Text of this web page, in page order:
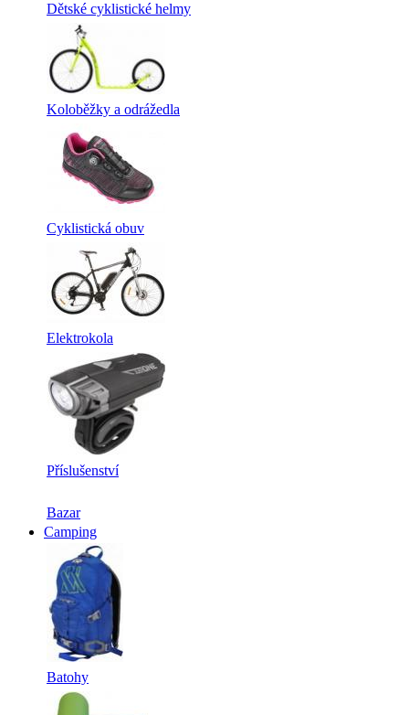
Dětské cyklistické helmy
Koloběžky a odrážedla
Cyklistická obuv
Elektrokola
Příslušenství
Bazar
Camping
Batohy